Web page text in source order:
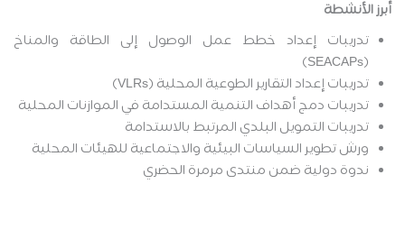
أبرز الأنشطة
تدريبات إعداد خطط عمل الوصول إلى الطاقة والمناخ
(SEACAPs)
تدريبات إعداد التقارير الطوعية المحلية (VLRs)
تدريبات دمج أهداف التنمية المستدامة في الموازنات المحلية
تدريبات التمويل البلدي المرتبط بالاستدامة
ورش تطوير السياسات البيئية والاجتماعية للهيئات المحلية
ندوة دولية ضمن منتدى مرمرة الحضري